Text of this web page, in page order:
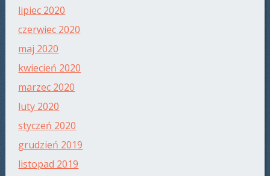
lipiec 2020
czerwiec 2020
maj 2020
kwiecień 2020
marzec 2020
luty 2020
styczeń 2020
grudzień 2019
listopad 2019